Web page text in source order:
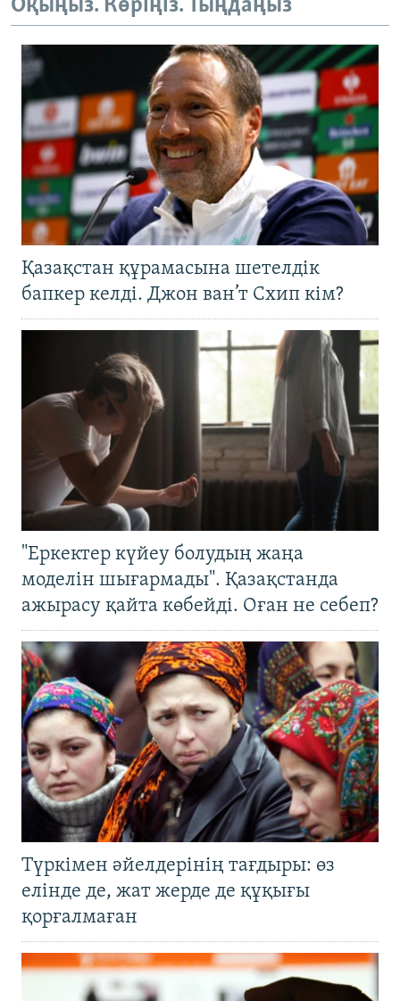
Оқыңыз. Көріңіз. Тыңдаңыз
Қазақстан құрамасына шетелдік
бапкер келді. Джон ван’т Схип кім?
"Еркектер күйеу болудың жаңа
моделін шығармады". Қазақстанда
ажырасу қайта көбейді. Оған не себеп?
Түркімен әйелдерінің тағдыры: өз
елінде де, жат жерде де құқығы
қорғалмаған